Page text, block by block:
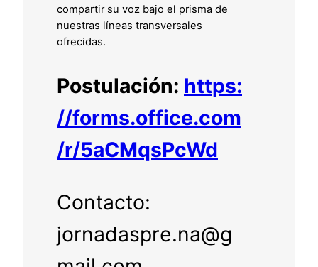
compartir su voz bajo el prisma de
nuestras líneas transversales
ofrecidas.
Postulación: https:
//forms.office.com
/r/5aCMqsPcWd
Contacto:
jornadaspre.na@g